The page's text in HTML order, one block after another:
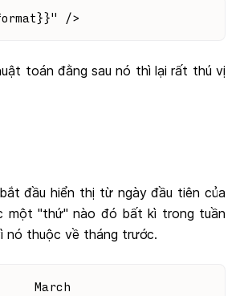
/>
toán đằng sau nó thì lại rất thú vị
đầu hiển thị từ ngày đầu tiên của
một "thứ" nào đó bất kì trong tuần
thuộc về tháng trước.
March